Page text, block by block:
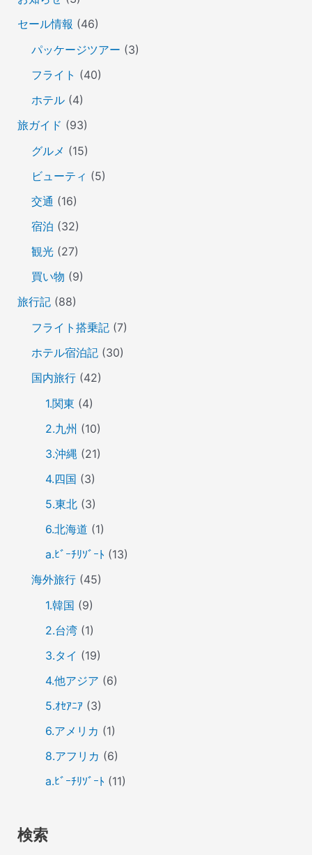
セール情報 (46)
パッケージツアー (3)
フライト (40)
ホテル(4)
旅ガイド (93)
グルメ (15)
ビューティ (5)
交通 (16)
宿泊 (32)
観光(27)
買い物 (9)
旅行記(88)
フライト搭乗記(7)
ホテル宿泊記(30)
国内旅行(42)
1.関東 (4)
2.九州 (10)
3.沖縄(21)
4.四国 (3)
5.東北(3)
6.北海道 (1)
a.ﾋﾞｰﾁﾘｿﾞｰﾄ (13)
海外旅行(45)
1.韓国 (9)
2.台湾(1)
3.タイ (19)
4.他アジア (6)
5.ｵｾｱﾆｱ(3)
6.アメリカ (1)
8.アフリカ (6)
a.ﾋﾞｰﾁﾘｿﾞｰﾄ (11)
検索